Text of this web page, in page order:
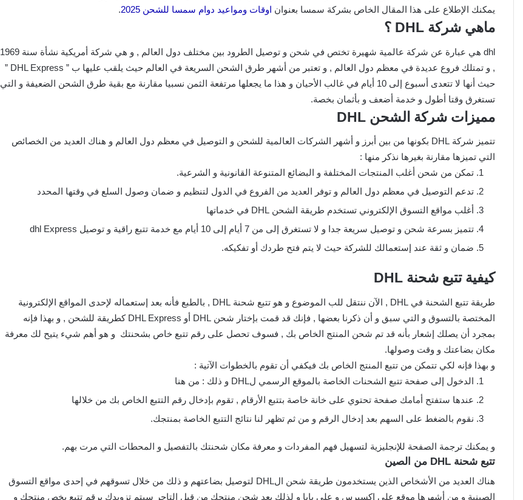
يمكنك الإطلاع على هذا المقال الخاص بشركة سمسا بعنوان اوقات ومواعيد دوام سمسا للشحن 2025 .
ماهي شركة DHL ؟
dhl هي عبارة عن شركة عالمية شهيرة تختص في شحن و توصيل الطرود بين مختلف دول العالم , و هي شركة أمريكية نشأة سنة 1969
, و تمتلك فروع عديدة في معظم دول العالم , و تعتبر من أشهر طرق الشحن السريعة في العالم حيث يلقب عليها ب ” DHL Express ”
حيث أنها لا تتعدى أسبوع إلى 10 أيام في غالب الأحيان و هذا ما يجعلها مرتفعة الثمن نسبيا مقارنة مع بقية طرق الشحن الضعيفة و التي
تستغرق وقتا أطول و خدمة أضعف و بأثمان بخصة.
مميزات شركة الشحن DHL
تتميز شركة DHL بكونها من بين أبرز و أشهر الشركات العالمية للشحن و التوصيل في معظم دول العالم و هناك العديد من الخصائص
التي تميزها مقارنة بغيرها نذكر منها :
تمكن من شحن أغلب المنتجات المختلفة و البضائع المتنوعة القانونية و الشرعية.
تدعم التوصيل في معظم دول العالم و توفر العديد من الفروع في الدول لتنظيم و ضمان وصول السلع في وقتها المحدد
أغلب مواقع التسوق الإلكتروني تستخدم طريقة الشحن DHL في خدماتها
تتميز بسرعة شحن و توصيل سريعة جدا و لا تستغرق إلى من 7 أيام إلى 10 أيام مع خدمة تتبع راقية و توصيل dhl Express
ضمان و ثقة عند إستعمالك للشركة حيث لا يتم فتح طردك أو تفكيكه.
كيفية تتبع شحنة DHL
طريقة تتبع الشحنة في DHL , الآن ننتقل للب الموضوع و هو تتبع شحنة DHL , بالطبع فأنه بعد إستعماله لإحدى المواقع الإلكترونية
المختصة بالتسوق و التي سبق و أن ذكرنا بعضها , فإنك قد قمت بإختار شحن DHL أو DHL Express كطريقة للشحن , و بهذا فإنه
بمجرد أن يصلك إشعار بأنه قد تم شحن المنتج الخاص بك , فسوف تحصل على رقم تتبع خاص بشحنتك و هو أهم شيء يتيح لك معرفة
مكان بضاعتك و وقت وصولها.
و بهذا فإنه لكي تتمكن من تتبع المنتج الخاص بك فيكفي أن تقوم بالخطوات الآتية :
الدخول إلى صفحة تتبع الشحنات الخاصة بالموقع الرسمي لDHL و ذلك : من هنا
عندها ستفتح أمامك صفحة تحتوي على خانة خاصة بتتبع الأرقام , تقوم بإدخال رقم التتبع الخاص بك من خلالها
نقوم بالضغط على السهم بعد إدخال الرقم و من ثم تظهر لنا نتائج التتبع الخاصة بمنتجك.
و يمكنك ترجمة الصفحة للإنجليزية لتسهيل فهم المفردات و معرفة مكان شحنتك بالتفصيل و المحطات التي مرت بهم.
تتبع شحنة DHL من الصين
هناك العديد من الأشخاص الذين يستخدمون طريقة شحن الDHL لتوصيل بضاعتهم و ذلك من خلال تسوقهم في إحدى مواقع التسوق
الصينية و من أشهرها موقع علي إكسبرس و علي بابا و لذلك بعد شحن منتجك من قبل التاجر سيتم تزويدك برقم تتبع يخص منتجك و